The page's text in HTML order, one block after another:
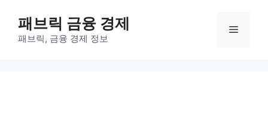
패브릭 금융 경제
패브릭, 금융 경제 정보
메